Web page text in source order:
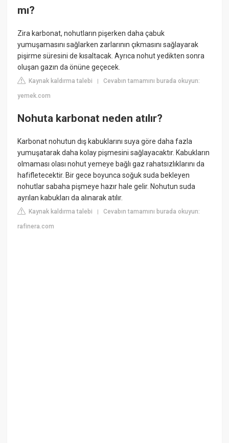
mı?
Zira karbonat, nohutların pişerken daha çabuk
yumuşamasını sağlarken zarlarının çıkmasını sağlayarak
pişirme süresini de kısaltacak. Ayrıca nohut yedikten sonra
oluşan gazın da önüne geçecek.
Kaynak kaldırma talebi |Cevabın tamamını burada okuyun:
yemek.com
Nohuta karbonat neden atılır?
Karbonat nohutun dış kabuklarını suya göre daha fazla
yumuşatarak daha kolay pişmesini sağlayacaktır. Kabukların
olmaması olası nohut yemeye bağlı gaz rahatsızlıklarını da
hafifletecektir. Bir gece boyunca soğuk suda bekleyen
nohutlar sabaha pişmeye hazır hale gelir. Nohutun suda
ayrılan kabukları da alınarak atılır.
Kaynak kaldırma talebi |Cevabın tamamını burada okuyun:
rafinera.com